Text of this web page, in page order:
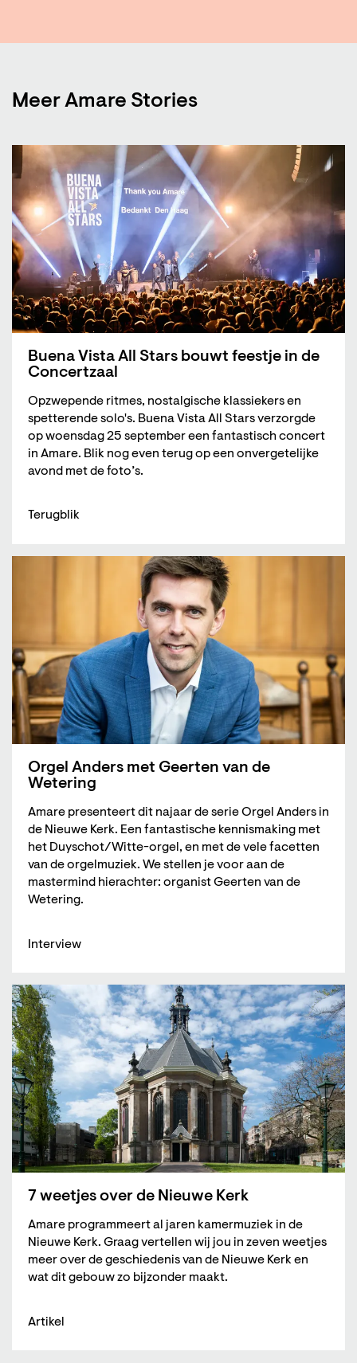
Meer Amare Stories
Buena Vista All Stars bouwt feestje in de
Concertzaal
Opzwepende ritmes, nostalgische klassiekers en
spetterende solo's. Buena Vista All Stars verzorgde
op woensdag 25 september een fantastisch concert
in Amare. Blik nog even terug op een onvergetelijke
avond met de foto’s.
Terugblik
Orgel Anders met Geerten van de
Wetering
Amare presenteert dit najaar de serie Orgel Anders in
de Nieuwe Kerk. Een fantastische kennismaking met
het Duyschot/Witte-orgel, en met de vele facetten
van de orgelmuziek. We stellen je voor aan de
mastermind hierachter: organist Geerten van de
Wetering.
Interview
7 weetjes over de Nieuwe Kerk
Amare programmeert al jaren kamermuziek in de
Nieuwe Kerk. Graag vertellen wij jou in zeven weetjes
meer over de geschiedenis van de Nieuwe Kerk en
wat dit gebouw zo bijzonder maakt.
Artikel